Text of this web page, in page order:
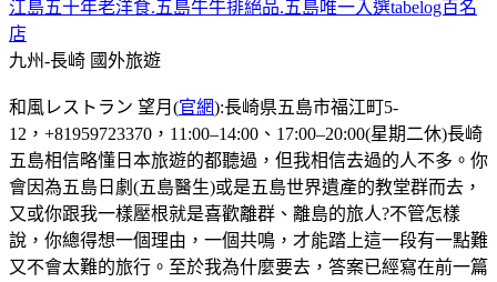
江島五十年老洋食.五島牛牛排絕品.五島唯一入選tabelog百名
店
九州-長崎 國外旅遊
和風レストラン 望月(官網):長崎県五島市福江町5-
12，+81959723370，11:00–14:00、17:00–20:00(星期二休)長崎
五島相信略懂日本旅遊的都聽過，但我相信去過的人不多。你
會因為五島日劇(五島醫生)或是五島世界遺產的教堂群而去，
又或你跟我一樣壓根就是喜歡離群、離島的旅人?不管怎樣
說，你總得想一個理由，一個共鳴，才能踏上這一段有一點難
又不會太難的旅行。至於我為什麼要去，答案已經寫在前一篇